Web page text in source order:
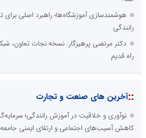
هوشمندسازی آموزشگاه‌ها؛ راهبرد اصلی
رانندگی
دکتر مرتضی پرهیزگار: نسخه نجات تعاون،
راه قدیم
::آخرین های صنعت و تجارت
نوآوری و خلاقیت در آموزش رانندگی؛
کاهش آسیب‌های اجتماعی و ارتقای ایمنی جامعه